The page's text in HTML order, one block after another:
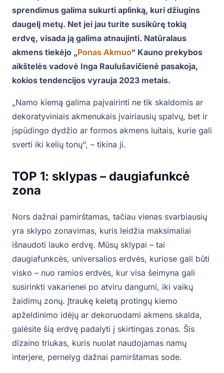
sprendimus galima sukurti aplinką, kuri džiugins
daugelį metų. Net jei jau turite susikūrę tokią
erdvę, visada ją galima atnaujinti. Natūralaus
akmens tiekėjo „Ponas Akmuo“ Kauno prekybos
aikštelės vadovė Inga Raulušavičienė pasakoja,
kokios tendencijos vyrauja 2023 metais.
„Namo kiemą galima paįvairinti ne tik skaldomis ar
dekoratyviniais akmenukais įvairiausių spalvų, bet ir
įspūdingo dydžio ar formos akmens luitais, kurie gali
sverti iki kelių tonų“, – tikina ji.
TOP 1: sklypas – daugiafunkcė
zona
Nors dažnai pamirštamas, tačiau vienas svarbiausių
yra sklypo zonavimas, kuris leidžia maksimaliai
išnaudoti lauko erdvę. Mūsų sklypai – tai
daugiafunkcės, universalios erdvės, kuriose gali būti
visko – nuo ramios erdvės, kur visa šeimyna gali
susirinkti vakarienei po atviru dangumi, iki vaikų
žaidimų zonų. Įtraukę keletą protingų kiemo
apželdinimo idėjų ar dekoruodami akmens skalda,
galėsite šią erdvę padalyti į skirtingas zonas. Šis
dizaino triukas, kuris nuolat naudojamas namų
interjere, pernelyg dažnai pamirštamas sode.